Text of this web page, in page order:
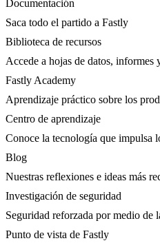
Documentación
Saca todo el partido a Fastly
Biblioteca de recursos
Accede a hojas de datos, informes
Fastly Academy
Aprendizaje práctico sobre los
Centro de aprendizaje
Conoce la tecnología que impulsa
Blog
Nuestras reflexiones e ideas más
Investigación de seguridad
Seguridad reforzada por medio de
Punto de vista de Fastly